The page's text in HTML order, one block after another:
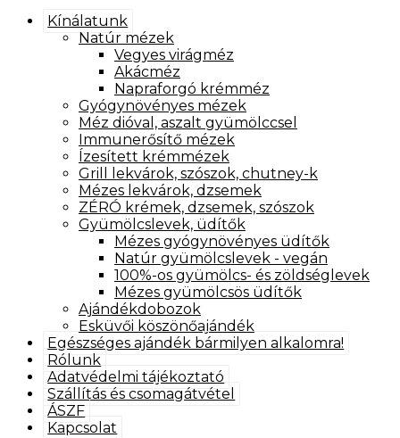
Kínálatunk
Natúr mézek
Vegyes virágméz
Akácméz
Napraforgó krémméz
Gyógynövényes mézek
Méz dióval, aszalt gyümölccsel
Immunerősítő mézek
Ízesített krémmézek
Grill lekvárok, szószok, chutney-k
Mézes lekvárok, dzsemek
ZÉRÓ krémek, dzsemek, szószok
Gyümölcslevek, üdítők
Mézes gyógynövényes üdítők
Natúr gyümölcslevek - vegán
100%-os gyümölcs- és zöldséglevek
Mézes gyümölcsös üdítők
Ajándékdobozok
Esküvői köszönőajándék
Egészséges ajándék bármilyen alkalomra!
Rólunk
Adatvédelmi tájékoztató
Szállítás és csomagátvétel
ÁSZF
Kapcsolat